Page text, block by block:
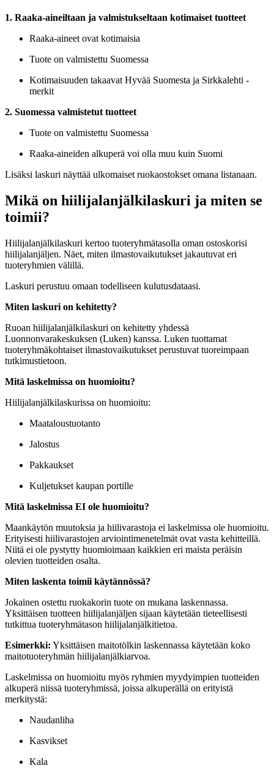
1. Raaka-aineiltaan ja valmistukseltaan kotimaiset tuotteet
Raaka-aineet ovat kotimaisia
Tuote on valmistettu Suomessa
Kotimaisuuden takaavat Hyvää Suomesta ja Sirkkalehti -
merkit
2. Suomessa valmistetut tuotteet
Tuote on valmistettu Suomessa
Raaka-aineiden alkuperä voi olla muu kuin Suomi
Lisäksi laskuri näyttää ulkomaiset ruokaostokset omana listanaan.
Mikä on hiilijalanjälkilaskuri ja miten se
toimii?
Hiilijalanjälkilaskuri kertoo tuoteryhmätasolla oman ostoskorisi
hiilijalanjäljen. Näet, miten ilmastovaikutukset jakautuvat eri
tuoteryhmien välillä.
Laskuri perustuu omaan todelliseen kulutusdataasi.
Miten laskuri on kehitetty?
Ruoan hiilijalanjälkilaskuri on kehitetty yhdessä
Luonnonvarakeskuksen (Luken) kanssa. Luken tuottamat
tuoteryhmäkohtaiset ilmastovaikutukset perustuvat tuoreimpaan
tutkimustietoon.
Mitä laskelmissa on huomioitu?
Hiilijalanjälkilaskurissa on huomioitu:
Maataloustuotanto
Jalostus
Pakkaukset
Kuljetukset kaupan portille
Mitä laskelmissa EI ole huomioitu?
Maankäytön muutoksia ja hiilivarastoja ei laskelmissa ole huomioitu.
Erityisesti hiilivarastojen arviointimenetelmät ovat vasta kehitteillä.
Niitä ei ole pystytty huomioimaan kaikkien eri maista peräisin
olevien tuotteiden osalta.
Miten laskenta toimii käytännössä?
Jokainen ostettu ruokakorin tuote on mukana laskennassa.
Yksittäisen tuotteen hiilijalanjäljen sijaan käytetään tieteellisesti
tutkittua tuoteryhmätason hiilijalanjälkitietoa.
Esimerkki: Yksittäisen maitotölkin laskennassa käytetään koko
maitotuoteryhmän hiilijalanjälkiarvoa.
Laskelmissa on huomioitu myös ryhmien myydyimpien tuotteiden
alkuperä niissä tuoteryhmissä, joissa alkuperällä on erityistä
merkitystä:
Naudanliha
Kasvikset
Kala